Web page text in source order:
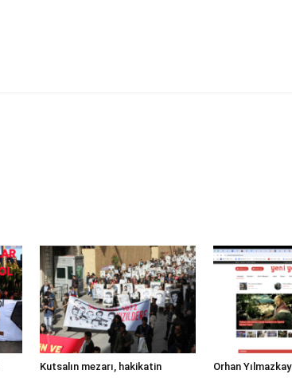
Kutsalın mezarı, hakikatin
Orhan